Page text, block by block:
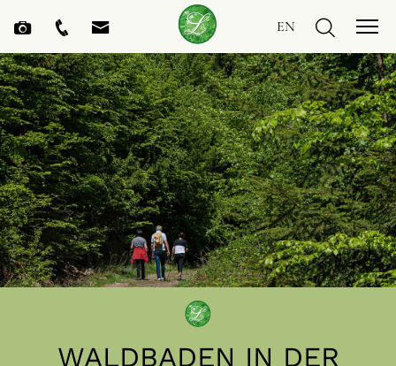
EN
WALDBADEN IN DER